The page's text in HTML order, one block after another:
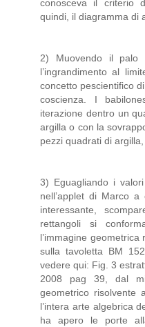
conosceva il criterio
quindi, il diagramma di
2) Muovendo il palo
l’ingrandimento al
concetto pescientifico
coscienza. I
iterazione dentro un
argilla o con la
pezzi quadrati di
3) Eguagliando i
nell’applet di Marco
interessante,
rettangoli si
l’immagine
sulla tavoletta BM
vedere qui: Fig. 3
2008 pag 39, dal
geometrico risolvente
l’intera arte algebrica
ha apero le porte